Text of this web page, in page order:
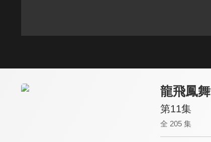
龍飛鳳舞
第11集
全 205 集